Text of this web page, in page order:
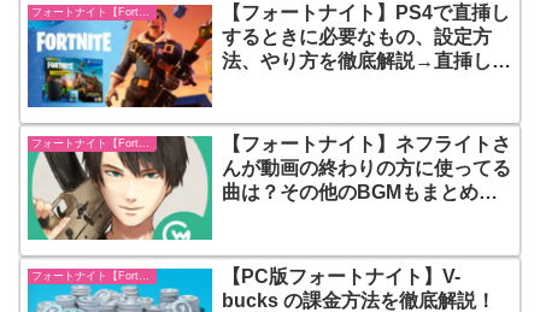
【フォートナイト】PS4で直挿し
するときに必要なもの、設定方
法、やり方を徹底解説→直挿しで
フォートナイト【Fortnite】
【フォートナイト】ネフライトさ
んが動画の終わりの方に使ってる
曲は？その他のBGMもまとめて
【PC版フォートナイト】V-
bucks の課金方法を徹底解説！